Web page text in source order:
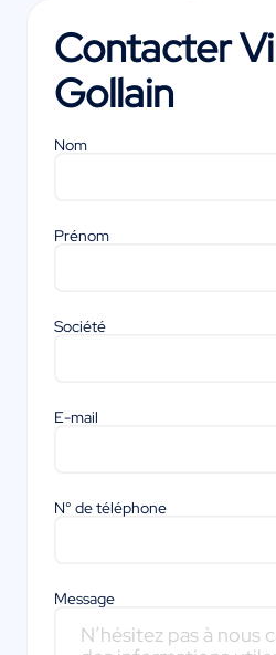
Contacter
Gollain
Nom
Prénom
Société
E-mail
N° de téléphone
Message